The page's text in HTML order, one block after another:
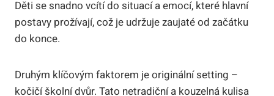
Děti se snadno vcítí do situací a emocí, které hlavní
postavy prožívají, což je udržuje zaujaté od začátku
do konce.
Druhým klíčovým faktorem je originální setting –
kočičí školní dvůr. Tato netradiční a kouzelná kulisa